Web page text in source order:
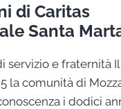
di Caritas
Santa
servizio e fraternità Il
la comunità di
i dodici